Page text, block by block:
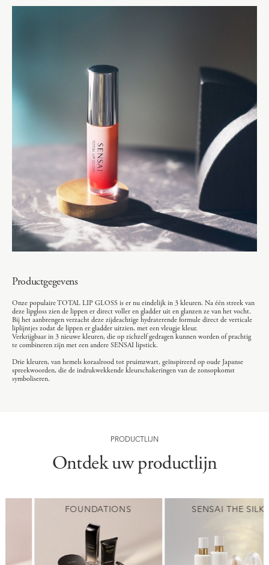
Productgegevens
Onze populaire TOTAL LIP GLOSS is er nu eindelijk in 3 kleuren. Na één streek van
deze lipgloss zien de lippen er direct voller en gladder uit en glanzen ze van het vocht.
Bij het aanbrengen verzacht deze zijdeachtige hydraterende formule direct de verticale
liplijntjes zodat de lippen er gladder uitzien, met een vleugje kleur.
Verkrijgbaar in 3 nieuwe kleuren, die op zichzelf gedragen kunnen worden of prachtig
te combineren zijn met een andere SENSAI lipstick.
Drie kleuren, van hemels koraalrood tot pruimzwart, geïnspireerd op oude Japanse
spreekwoorden, die de indrukwekkende kleurschakeringen van de zonsopkomst
symboliseren.
PRODUCTLIJN
Ontdek uw productlijn
FOUNDATIONS SENSAI THE SILK